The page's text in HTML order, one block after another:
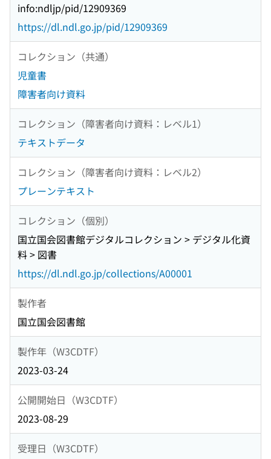
info:ndljp/pid/12909369
https://dl.ndl.go.jp/pid/12909369
コレクション（共通）
児童書
障害者向け資料
コレクション（障害者向け資料：レベル1）
テキストデータ
コレクション（障害者向け資料：レベル2）
プレーンテキスト
コレクション（個別）
国立国会図書館デジタルコレクション > デジタル化資
料 > 図書
https://dl.ndl.go.jp/collections/A00001
製作者
国立国会図書館
製作年（W3CDTF）
2023-03-24
公開開始日（W3CDTF）
2023-08-29
受理日（W3CDTF）